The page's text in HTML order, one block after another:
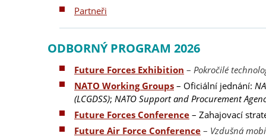
Partneři
ODBORNÝ PROGRAM 2026
Future Forces Exhibition – Pokročilé
NATO Working Groups – Oficiální jednání:
(LCGDSS); NATO Support and Procurement
Future Forces Conference – Zahajovací
Future Air Force Conference – Vzdušná